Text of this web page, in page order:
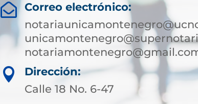

Correo electrónico:

Dirección:
Calle 18 No. 6-47